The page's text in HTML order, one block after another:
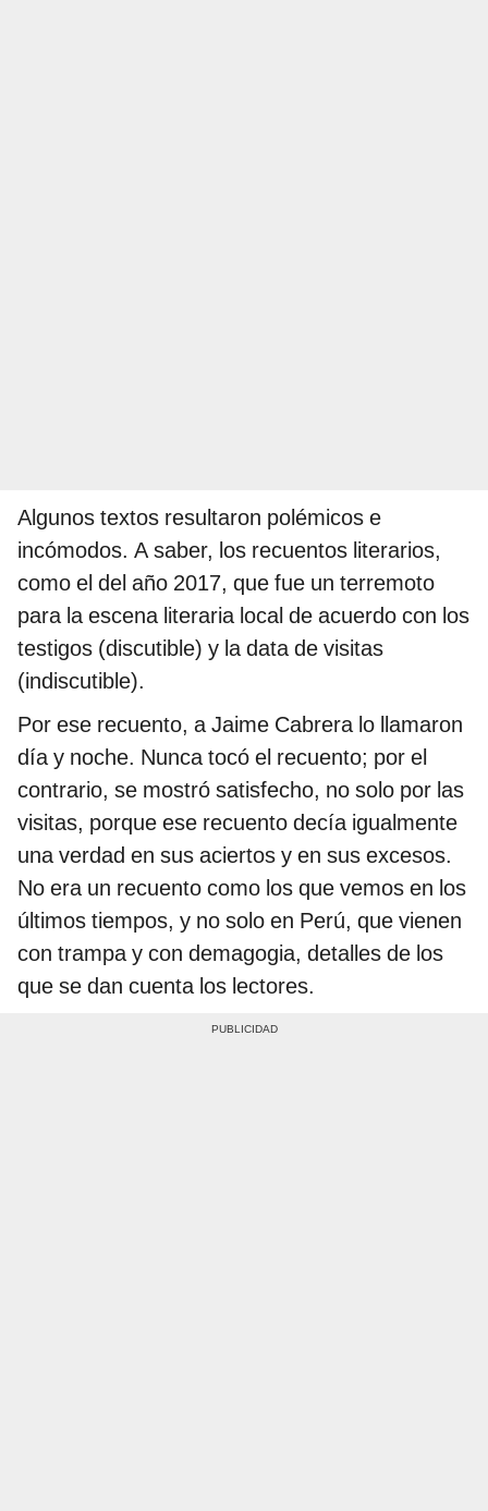
Algunos textos resultaron polémicos e
incómodos. A saber, los recuentos literarios,
como el del año 2017, que fue un terremoto
para la escena literaria local de acuerdo con los
testigos (discutible) y la data de visitas
(indiscutible).
Por ese recuento, a Jaime Cabrera lo llamaron
día y noche. Nunca tocó el recuento; por el
contrario, se mostró satisfecho, no solo por las
visitas, porque ese recuento decía igualmente
una verdad en sus aciertos y en sus excesos.
No era un recuento como los que vemos en los
últimos tiempos, y no solo en Perú, que vienen
con trampa y con demagogia, detalles de los
que se dan cuenta los lectores.